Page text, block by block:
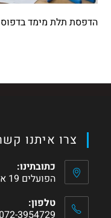
הדפסת תלת מימד
צרו איתנו
כתובתינו:
הפועלים 19 א.ת עמק שרה, באר-שבע
טלפון:
072-3954729